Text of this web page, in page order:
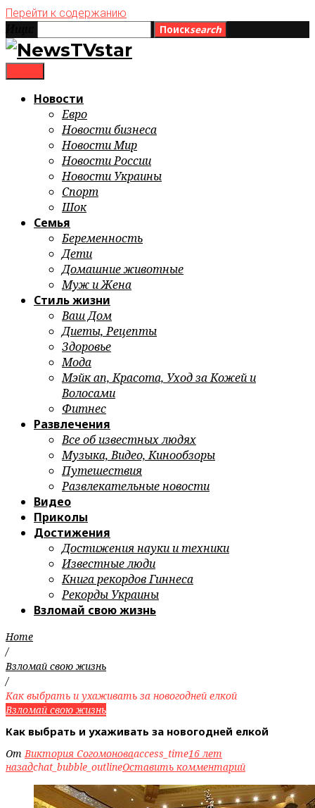
Перейти к содержанию
Поискsearch
Новости
Евро
Новости бизнеса
Новости Мир
Новости России
Новости Украины
Спорт
Шок
Семья
Беременность
Дети
Домашние животные
Муж и Жена
Стиль жизни
Ваш Дом
Диеты, Рецепты
Здоровье
Мода
Мэйк ап, Красота, Уход за Кожей и
Волосами
Фитнес
Развлечения
Все об известных людях
Музыка, Видео, Кинообзоры
Путешествия
Развлекательные новости
Видео
Приколы
Достижения
Достижения науки и техники
Известные люди
Книга рекордов Гиннеса
Рекорды Украины
Взломай свою жизнь
Home
/
Взломай свою жизнь
/
Как выбрать и ухаживать за новогодней елкой
Взломай свою жизнь
Как выбрать и ухаживать за новогодней елкой
ОтВиктория Согомоноваaccess_time16 лет
назадchat_bubble_outlineОставить комментарий